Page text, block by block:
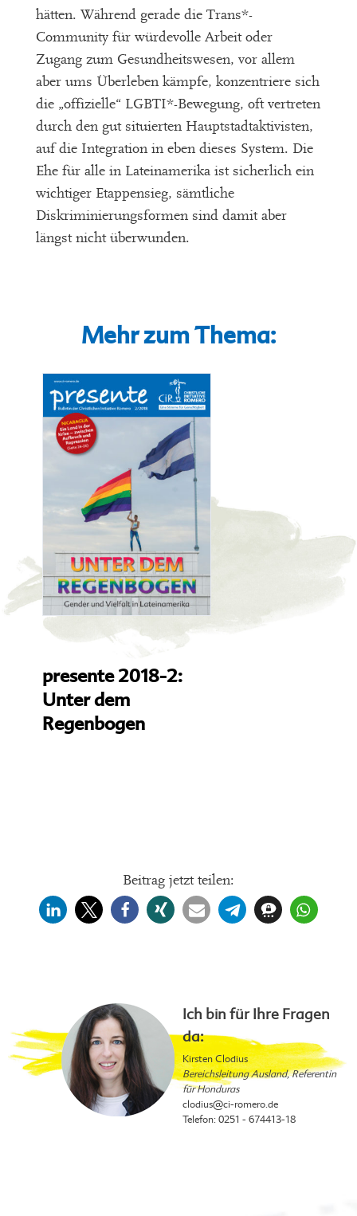
hätten. Während gerade die Trans*-
Community für würdevolle Arbeit oder
Zugang zum Gesundheitswesen, vor allem
aber ums Überleben kämpfe, konzentriere sich
die „offizielle“ LGBTI*-Bewegung, oft vertreten
durch den gut situierten Hauptstadtaktivisten,
auf die Integration in eben dieses System. Die
Ehe für alle in Lateinamerika ist sicherlich ein
wichtiger Etappensieg, sämtliche
Diskriminierungsformen sind damit aber
längst nicht überwunden.
Mehr zum Thema:
presente 2018-2:
Unter dem
Regenbogen
Beitrag jetzt teilen:
Ich bin für Ihre Fragen
da:
Kirsten Clodius
Bereichsleitung Ausland, Referentin
für Honduras
clodius@ci-romero.de
Telefon: 0251 - 674413-18